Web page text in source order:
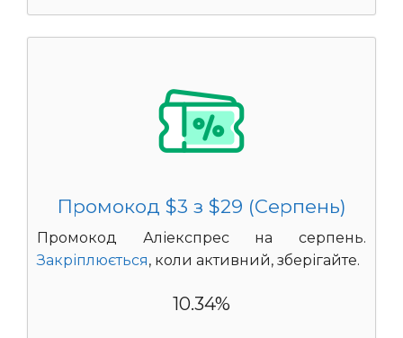
Промокод $3 з $29 (Серпень)
Промокод Аліекспрес на серпень.
Закріплюється, коли активний, зберігайте.
10.34%